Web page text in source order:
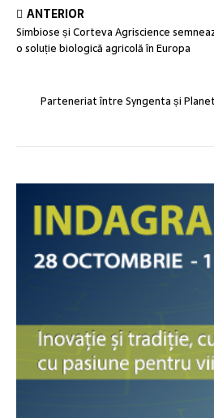
ANTERIOR
Simbiose și Corteva Agriscience
o soluție biologică agricolă în Europa
Parteneriat între Syngenta și